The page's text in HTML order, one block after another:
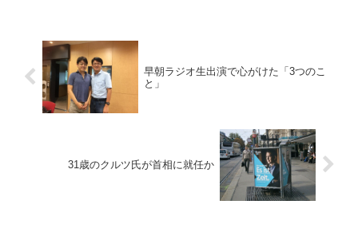
早朝ラジオ生出演で心がけた「3つのこ
と」
31歳のクルツ氏が首相に就任か